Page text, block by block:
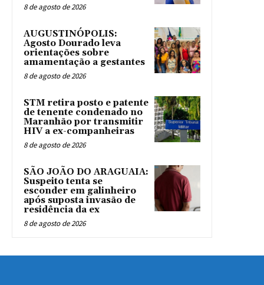
8 de agosto de 2026
AUGUSTINÓPOLIS:
Agosto Dourado leva
orientações sobre
amamentação a gestantes
8 de agosto de 2026
STM retira posto e patente
de tenente condenado no
Maranhão por transmitir
HIV a ex-companheiras
8 de agosto de 2026
SÃO JOÃO DO ARAGUAIA:
Suspeito tenta se
esconder em galinheiro
após suposta invasão de
residência da ex
8 de agosto de 2026